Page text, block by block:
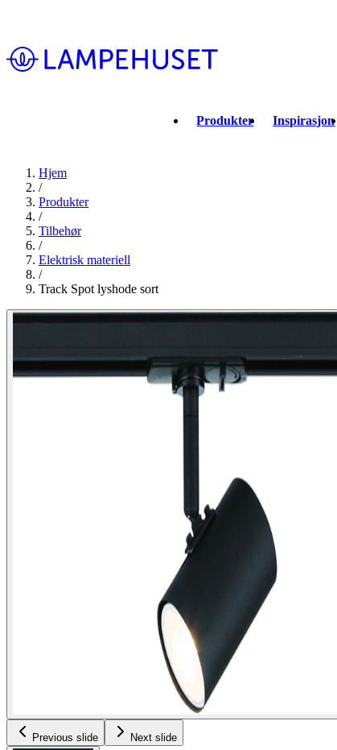
Produkter Inspirasjon
Hjem
/
Produkter
/
Tilbehør
/
Elektrisk materiell
/
Track Spot lyshode sort
Previous slide Next slide